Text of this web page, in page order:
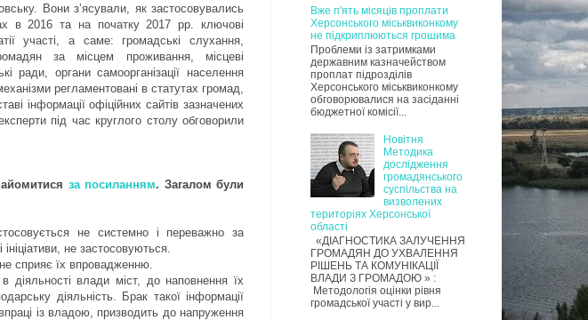
Вони з’ясували, як застосовувались
в 2016 та на початку 2017 рр. ключові
участі, а саме: громадські слухання,
за місцем проживання, місцеві
ради, органи самоорганізації населення
регламентовані в статутах громад,
інформації офіційних сайтів зазначених
під час круглого столу обговорили
за посиланням. Загалом були
не системно і переважно за
не застосовуються.
сприяє їх впровадженню.
діяльності влади міст, до наповнення їх
діяльність. Брак такої інформації
із владою, призводить до напруження
Вже п'ять місяців проплати
Херсонського міськвиконкому
не підкриплюються грошима
Проблеми із затримками
державним казначейством
проплат підрозділів
Херсонського міськвиконкому
обговорювалися на засіданні
бюджетної комісії...
Новітня
Методика
дослідження
громадянського
суспільства на
визволених
територіях Херсонської
області
«ДІАГНОСТИКА ЗАЛУЧЕННЯ
ГРОМАДЯН ДО УХВАЛЕННЯ
РІШЕНЬ ТА КОМУНІКАЦІЇ
ВЛАДИ З ГРОМАДОЮ » :
Методологія оцінки рівня
громадської участі у вир...